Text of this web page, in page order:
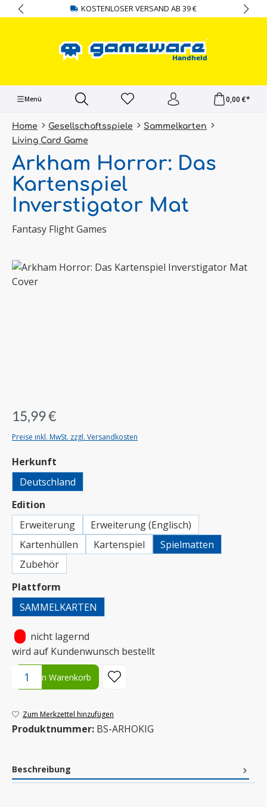
springen KOSTENLOSER VERSAND AB 39 €
Menü 0,00 €*
Home Gesellschaftsspiele
Sammelkarten
Living Card Game
Arkham Horror: Das
Kartenspiel
Inverstigator Mat
Fantasy Flight Games
Bildergalerie überspringen
15,99 €
Preise inkl. MwSt. zzgl. Versandkosten
Herkunft
Deutschland
Edition
Erweiterung
Erweiterung (Englisch)
Kartenhüllen
Kartenspiel
Spielmatten
Zubehör
Plattform
SAMMELKARTEN
nicht lagernd
wird auf Kundenwunsch bestellt
Produkt Anzahl: Gib den gewünschten Wert ein oder benutze
In den Warenkorb
Zum Merkzettel hinzufügen
Produktnummer: BS-ARHOKIG
Beschreibung